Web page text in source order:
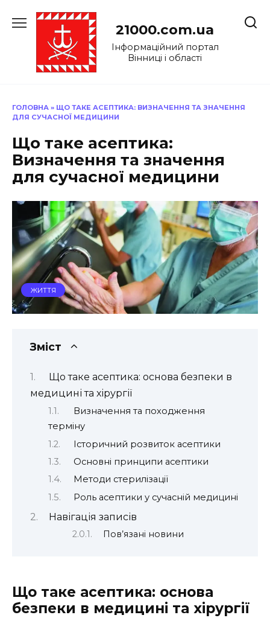
до
21000.com.ua
Інформаційний портал
Вінниці і області
ГОЛОВНА » ЩО ТАКЕ АСЕПТИКА: ВИЗНАЧЕННЯ ТА ЗНАЧЕННЯ
ДЛЯ СУЧАСНОЇ МЕДИЦИНИ
Що таке асептика:
Визначення та значення
для сучасної медицини
ЖИТТЯ
Зміст
Що таке асептика: основа безпеки в
медицині та хірургії
Визначення та походження
терміну
Історичний розвиток асептики
Основні принципи асептики
Методи стерилізації
Роль асептики у сучасній медицині
Навігація записів
Пов’язані новини
Що таке асептика: основа
безпеки в медицині та хірургії